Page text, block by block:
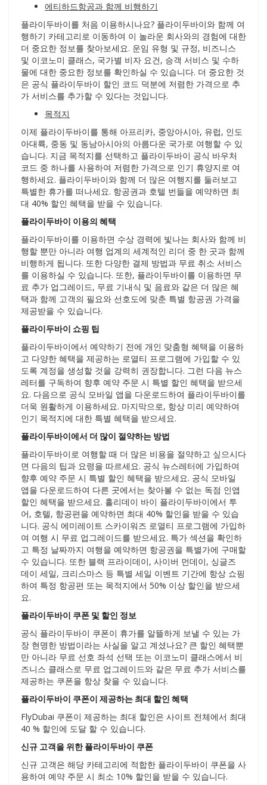
에티하드항공과 함께 비행하기
플라이두바이를 처음 이용하시나요? 플라이두바이와 함께 여
행하기 카테고리로 이동하여 이 놀라운 회사와의 경험에 대한
더 중요한 정보를 찾아보세요. 운임 유형 및 규정, 비즈니스
및 이코노미 클래스, 국가별 비자 요건, 승객 서비스 및 수하
물에 대한 중요한 정보를 확인하실 수 있습니다. 더 중요한 것
은 공식 플라이두바이 할인 코드 덕분에 저렴한 가격으로 추
가 서비스를 추가할 수 있다는 것입니다.
목적지
이제 플라이두바이를 통해 아프리카, 중앙아시아, 유럽, 인도
아대륙, 중동 및 동남아시아의 아름다운 국가로 여행할 수 있
습니다. 지금 목적지를 선택하고 플라이두바이 공식 바우처
코드 중 하나를 사용하여 저렴한 가격으로 인기 휴양지로 여
행하세요. 플라이두바이와 함께 더 많은 여행지를 둘러보고
특별한 휴가를 떠나세요. 항공권과 호텔 번들을 예약하면 최
대 40% 할인 혜택을 받을 수 있습니다.
플라이두바이 이용의 혜택
플라이두바이를 이용하면 수상 경력에 빛나는 회사와 함께 비
행할 뿐만 아니라 여행 업계의 세계적인 리더 중 한 곳과 함께
비행하게 됩니다. 또한 다양한 결제 방법과 무료 취소 서비스
를 이용하실 수 있습니다. 또한, 플라이두바이를 이용하면 무
료 추가 업그레이드, 무료 기내식 및 음료와 같은 더 많은 혜
택과 함께 고객의 필요와 선호도에 맞춘 특별 항공권 가격을
제공받을 수 있습니다.
플라이두바이 쇼핑 팁
플라이두바이에서 예약하기 전에 개인 맞춤형 혜택을 이용하
고 다양한 혜택을 제공하는 로열티 프로그램에 가입할 수 있
도록 계정을 생성할 것을 강력히 권장합니다. 그런 다음 뉴스
레터를 구독하여 향후 예약 주문 시 특별 할인 혜택을 받으세
요. 다음으로 공식 모바일 앱을 다운로드하여 플라이두바이를
더욱 원활하게 이용하세요. 마지막으로, 항상 미리 예약하여
인기 목적지에 대한 특별 혜택을 받으세요.
플라이두바이에서 더 많이 절약하는 방법
플라이두바이로 여행할 때 더 많은 비용을 절약하고 싶으시다
면 다음의 팁과 요령을 따르세요. 공식 뉴스레터에 가입하여
향후 예약 주문 시 특별 할인 혜택을 받으세요. 공식 모바일
앱을 다운로드하여 다른 곳에서는 찾아볼 수 없는 독점 인앱
할인 혜택을 받으세요. 홀리데이 바이 플라이두바이에서 투
어, 호텔, 항공편을 예약하면 최대 40% 할인을 받을 수 있습
니다. 공식 에미레이트 스카이워즈 로열티 프로그램에 가입하
여 여행 시 무료 업그레이드를 받으세요. 특가 섹션을 확인하
고 특정 날짜까지 여행을 예약하면 항공권을 특별가에 구매할
수 있습니다. 또한 블랙 프라이데이, 사이버 먼데이, 싱글즈
데이 세일, 크리스마스 등 특별 세일 이벤트 기간에 항상 쇼핑
하여 특정 항공편 또는 목적지에서 50% 이상 할인을 받으세
요.
플라이두바이 쿠폰 및 할인 정보
공식 플라이두바이 쿠폰이 휴가를 알뜰하게 보낼 수 있는 가
장 현명한 방법이라는 사실을 알고 계셨나요? 큰 할인 혜택뿐
만 아니라 무료 선호 좌석 선택 또는 이코노미 클래스에서 비
즈니스 클래스로 무료 업그레이드와 같은 무료 추가 서비스를
제공하는 쿠폰을 항상 찾을 수 있습니다.
플라이두바이 쿠폰이 제공하는 최대 할인 혜택
FlyDubai 쿠폰이 제공하는 최대 할인은 사이트 전체에서 최대
40 % 할인에 도달 할 수 있습니다.
신규 고객을 위한 플라이두바이 쿠폰
신규 고객은 해당 카테고리에 적합한 플라이두바이 쿠폰을 사
용하여 예약 주문 시 최소 10% 할인을 받을 수 있습니다.